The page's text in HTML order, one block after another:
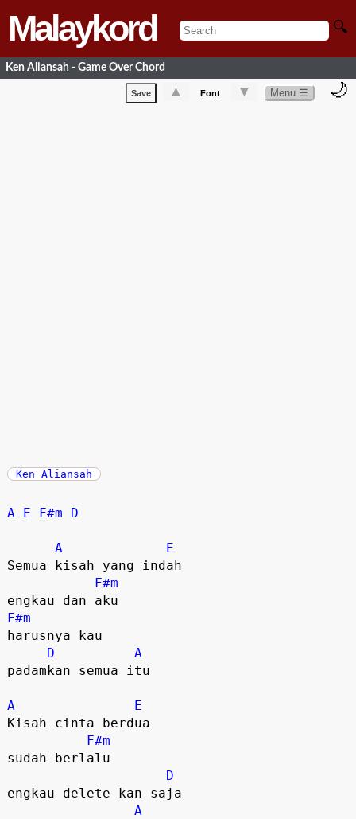
Malaykord 🔍
Ken Aliansah - Game Over Chord
Save ▲ Font ▼ Menu ☰ 🌙
Ken Aliansah
A E F#m D
A
E
Semua kisah yang indah
F#m
F#m
harusnya kau
D
A
padamkan semua itu
A
E
Kisah cinta berdua
F#m
sudah berlalu
D
engkau delete kan saja
A